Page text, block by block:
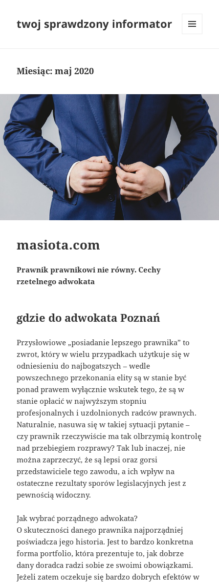
twoj sprawdzony informator
Miesiąc:maj 2020
masiota.com
Prawnik prawnikowi nie równy. Cechy
rzetelnego adwokata
gdzie do adwokata Poznań
Przysłowiowe „posiadanie lepszego prawnika” to
zwrot, który w wielu przypadkach użytkuje się w
odniesieniu do najbogatszych – wedle
powszechnego przekonania elity są w stanie być
ponad prawem wyłącznie wskutek tego, że są w
stanie opłacić w najwyższym stopniu
profesjonalnych i uzdolnionych radców prawnych.
Naturalnie, nasuwa się w takiej sytuacji pytanie –
czy prawnik rzeczywiście ma tak olbrzymią kontrolę
nad przebiegiem rozprawy? Tak lub inaczej, nie
można zaprzeczyć, że są lepsi oraz gorsi
przedstawiciele tego zawodu, a ich wpływ na
ostateczne rezultaty sporów legislacyjnych jest z
pewnością widoczny.
Jak wybrać porządnego adwokata?
O skuteczności danego prawnika najporządniej
poświadcza jego historia. Jest to bardzo konkretna
forma portfolio, która prezentuje to, jak dobrze
dany doradca radzi sobie ze swoimi obowiązkami.
Jeżeli zatem oczekuje się bardzo dobrych efektów w